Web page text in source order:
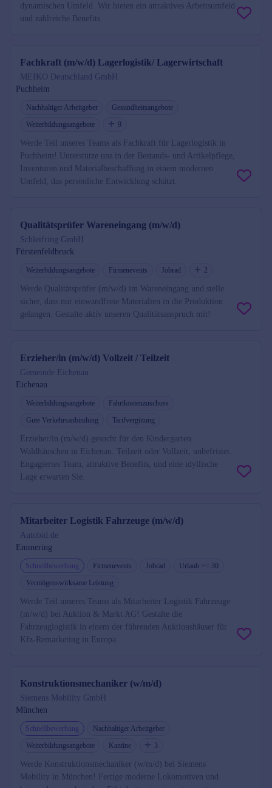
dynamischen Umfeld. Wir bieten ein attraktives Arbeitsumfeld
und zahlreiche Benefits.
Fachkraft (m/w/d) Lagerlogistik/ Lagerwirtschaft
MEIKO Deutschland GmbH
Puchheim
Nachhaltiger Arbeitgeber
Gesundheitsangebote
Weiterbildungsangebote
9
Werde Teil unseres Teams als Fachkraft für Lagerlogistik in
Puchheim! Unterstütze uns in der Bestands- und Artikelpflege,
Inventuren und Materialbeschaffung in einem modernen
Umfeld, das persönliche Entwicklung schätzt.
Qualitätsprüfer Wareneingang (m/w/d)
Schleifring GmbH
Fürstenfeldbruck
Weiterbildungsangebote Firmenevents Jobrad 2
Werde Qualitätsprüfer (m/w/d) im Wareneingang und stelle
sicher, dass nur einwandfreie Materialien in die Produktion
gelangen. Gestalte aktiv unseren Qualitätsanspruch mit!
Erzieher/in (m/w/d) Vollzeit / Teilzeit
Gemeinde Eichenau
Eichenau
Weiterbildungsangebote
Fahrtkostenzuschuss
Gute Verkehrsanbindung
Tarifvergütung
Erzieher/in (m/w/d) gesucht für den Kindergarten
Waldhäuschen in Eichenau. Teilzeit oder Vollzeit, unbefristet.
Engagiertes Team, attraktive Benefits, und eine idyllische
Lage erwarten Sie.
Mitarbeiter Logistik Fahrzeuge (m/w/d)
Autobid.de
Emmering
Schnellbewerbung Firmenevents Jobrad
Urlaub >= 30
Vermögenswirksame Leistung
Werde Teil unseres Teams als Mitarbeiter Logistik Fahrzeuge
(m/w/d) bei Auktion & Markt AG! Gestalte die
Fahrzeuglogistik in einem der führenden Auktionshäuser für
Kfz-Remarketing in Europa.
Konstruktionsmechaniker (w/m/d)
Siemens Mobility GmbH
München
Schnellbewerbung
Nachhaltiger Arbeitgeber
Weiterbildungsangebote
Kantine 3
Werde Konstruktionsmechaniker (w/m/d) bei Siemens
Mobility in München! Fertige moderne Lokomotiven und